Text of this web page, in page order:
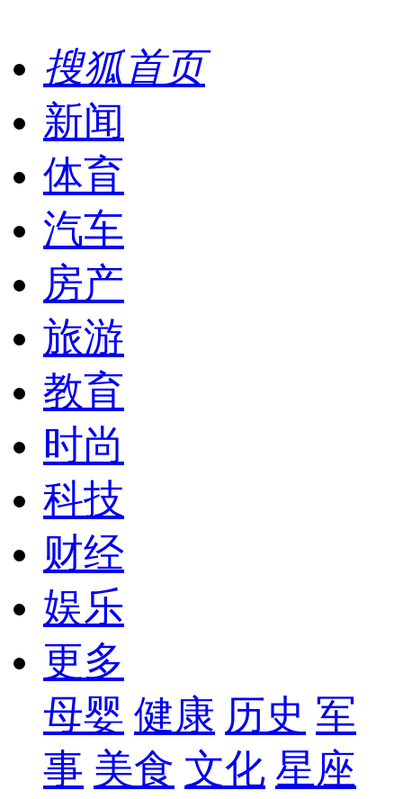
搜狐首页
新闻
体育
汽车
房产
旅游
教育
时尚
科技
财经
娱乐
更多
母婴 健康 历史 军
事 美食 文化 星座